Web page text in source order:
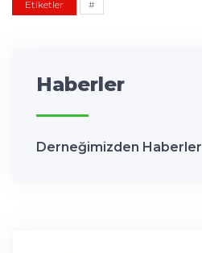
Etiketler #
Haberler
Derneğimizden Haberler